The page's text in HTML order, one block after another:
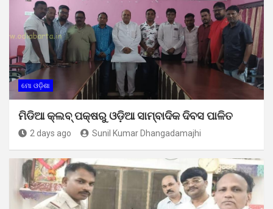
ମୋ ଓଡ଼ିଶା
ମିଡିଆ କ୍ଲବ୍ ପକ୍ଷରୁ ଓଡ଼ିଆ ସାମ୍ବାଦିକ ଦିବସ ପାଳିତ
2 days ago Sunil Kumar Dhangadamajhi